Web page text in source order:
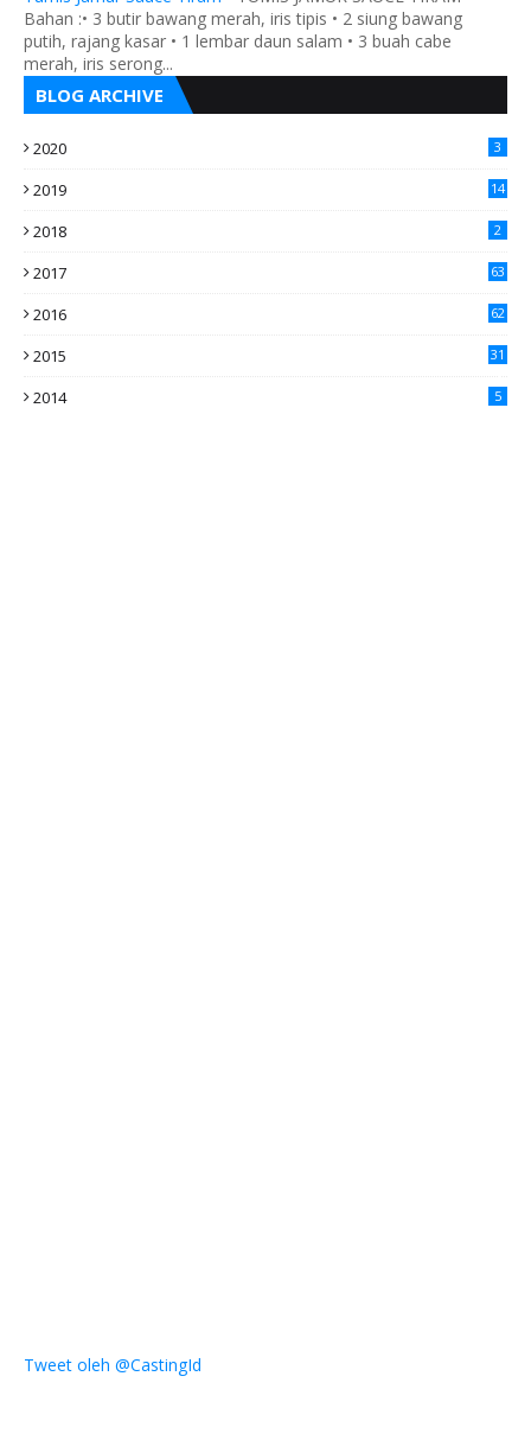
Bahan :• 3 butir bawang merah, iris tipis • 2 siung bawang
putih, rajang kasar • 1 lembar daun salam • 3 buah cabe
merah, iris serong...
BLOG ARCHIVE
2020 3
2019 14
2018 2
2017 63
2016
62
2015
31
2014 5
Tweet oleh @CastingId